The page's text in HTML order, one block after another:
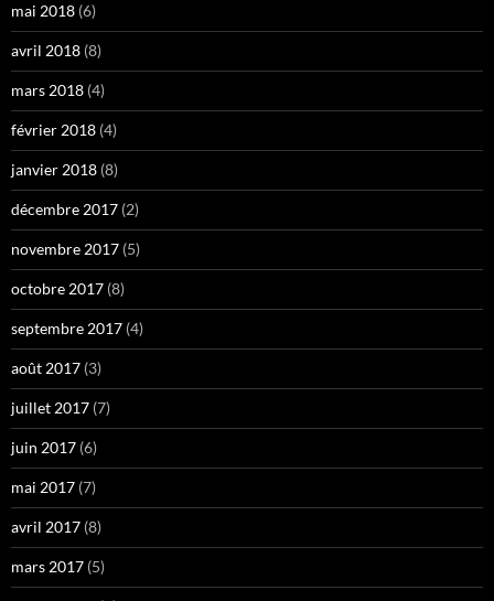
mai 2018 (6)
avril 2018 (8)
mars 2018 (4)
février 2018 (4)
janvier 2018 (8)
décembre 2017 (2)
novembre 2017 (5)
octobre 2017 (8)
septembre 2017 (4)
août 2017 (3)
juillet 2017 (7)
juin 2017 (6)
mai 2017 (7)
avril 2017 (8)
mars 2017 (5)